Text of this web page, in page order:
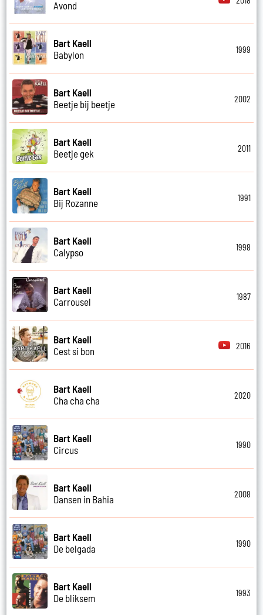
Avond
Bart Kaell
Babylon
1999
Bart Kaell
Beetje bij beetje
2002
Bart Kaell
Beetje gek
2011
Bart Kaell
Bij Rozanne
1991
Bart Kaell
Calypso
1998
Bart Kaell
Carrousel
1987
Bart Kaell
Cest si bon
2016
Bart Kaell
Cha cha cha
2020
Bart Kaell
Circus
1990
Bart Kaell
Dansen in Bahia
2008
Bart Kaell
De belgada
1990
Bart Kaell
De bliksem
1993